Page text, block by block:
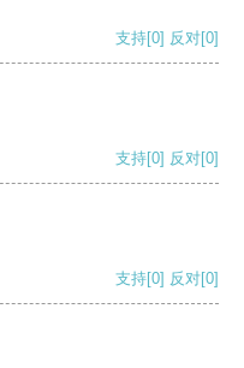
支持[0] 反对[0]
支持[0] 反对[0]
支持[0] 反对[0]